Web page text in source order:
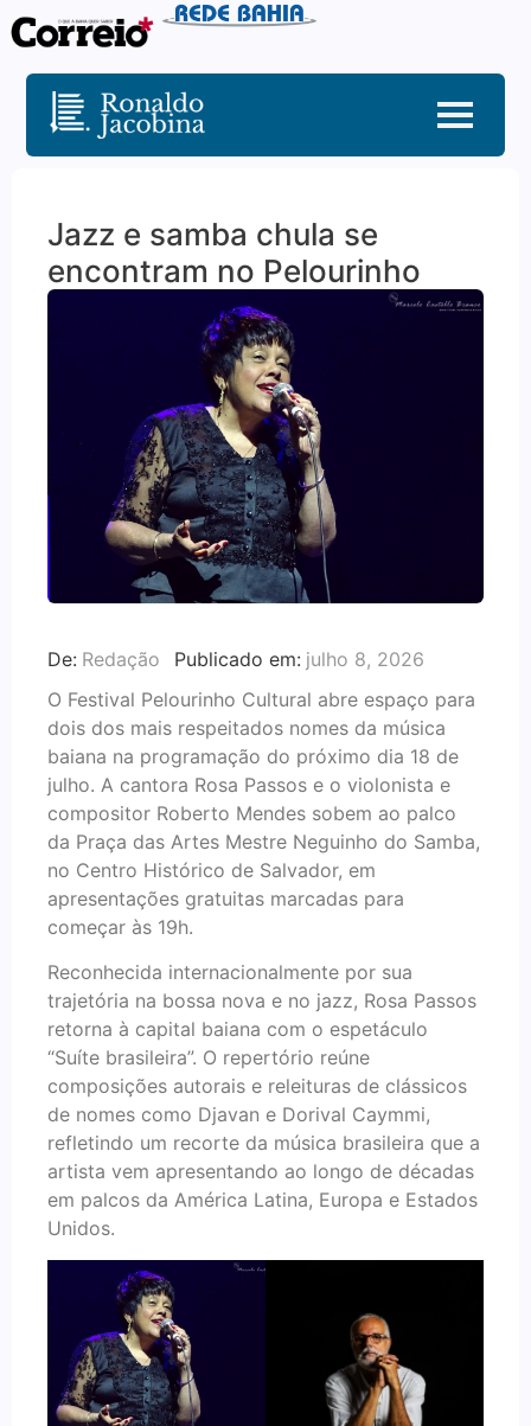
Jazz e samba chula se
encontram no Pelourinho
De: Redação Publicado em: julho 8, 2026
O Festival Pelourinho Cultural abre espaço para
dois dos mais respeitados nomes da música
baiana na programação do próximo dia 18 de
julho. A cantora Rosa Passos e o violonista e
compositor Roberto Mendes sobem ao palco
da Praça das Artes Mestre Neguinho do Samba,
no Centro Histórico de Salvador, em
apresentações gratuitas marcadas para
começar às 19h.
Reconhecida internacionalmente por sua
trajetória na bossa nova e no jazz, Rosa Passos
retorna à capital baiana com o espetáculo
“Suíte brasileira”. O repertório reúne
composições autorais e releituras de clássicos
de nomes como Djavan e Dorival Caymmi,
refletindo um recorte da música brasileira que a
artista vem apresentando ao longo de décadas
em palcos da América Latina, Europa e Estados
Unidos.